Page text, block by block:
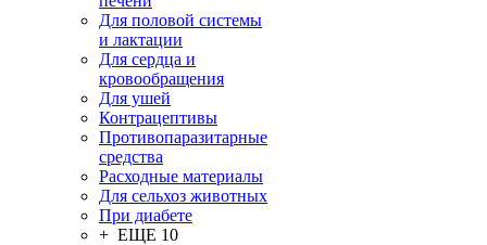
Для половой системы
и лактации
Для сердца и
кровообращения
Для ушей
Контрацептивы
Противопаразитарные
средства
Расходные материалы
Для сельхоз животных
При диабете
+ ЕЩЕ 10